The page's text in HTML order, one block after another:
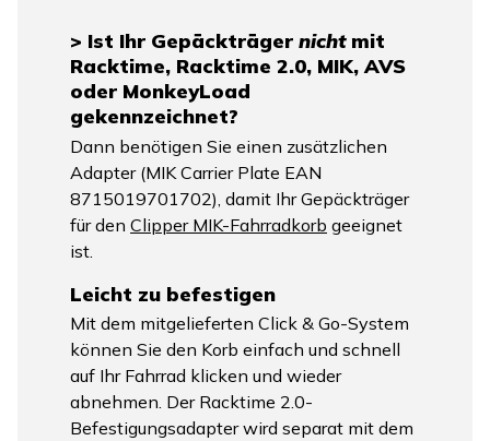
> Ist Ihr Gepäckträger nicht mit
Racktime, Racktime 2.0, MIK, AVS
oder MonkeyLoad
gekennzeichnet?
Dann benötigen Sie einen zusätzlichen
Adapter (MIK Carrier Plate EAN
8715019701702), damit Ihr Gepäckträger
für den Clipper MIK-Fahrradkorb geeignet
ist.
Leicht zu befestigen
Mit dem mitgelieferten Click & Go-System
können Sie den Korb einfach und schnell
auf Ihr Fahrrad klicken und wieder
abnehmen. Der Racktime 2.0-
Befestigungsadapter wird separat mit dem